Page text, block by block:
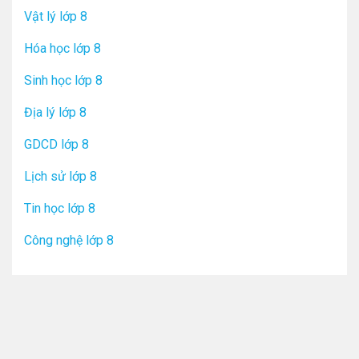
Vật lý lớp 8
Hóa học lớp 8
Sinh học lớp 8
Địa lý lớp 8
GDCD lớp 8
Lịch sử lớp 8
Tin học lớp 8
Công nghệ lớp 8